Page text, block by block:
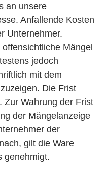
an unsere
Anfallende Kosten
Unternehmer.
Mängel
jedoch
mit dem
Die Frist
Zur Wahrung der Frist
der Mängelanzeige
der
gilt die Ware
genehmigt.